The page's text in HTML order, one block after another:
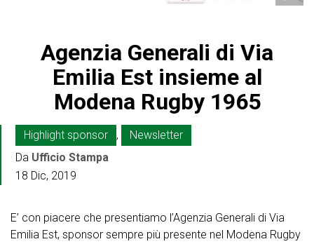
Agenzia Generali di Via
Emilia Est insieme al
Modena Rugby 1965
Highlight sponsor ,
Newsletter
Da Ufficio Stampa
18 Dic, 2019
E’ con piacere che presentiamo l’Agenzia Generali di Via
Emilia Est, sponsor sempre più presente nel Modena Rugby